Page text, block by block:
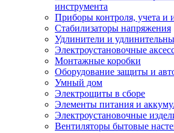
инструмента
Приборы контроля, учета и
Стабилизаторы напряжения
Удлинители и
Электроустановочные
Монтажные коробки
Оборудование защиты и
Умный дом
Электрощиты в сборе
Элементы питания и
Электроустановочные
Вентиляторы бытовые